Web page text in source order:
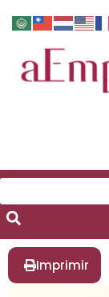
Imprimir